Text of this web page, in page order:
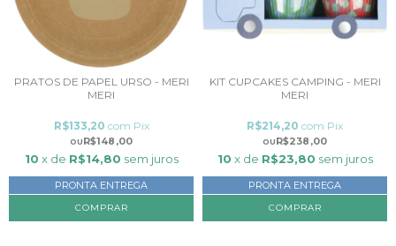
PRATOS DE PAPEL URSO - MERI
MERI
R$148,00
R$133,20 com Pix
10 x de R$14,80 sem juros
PRONTA ENTREGA
KIT CUPCAKES CAMPING - MERI
MERI
R$238,00
R$214,20 com Pix
10 x de R$23,80 sem juros
PRONTA ENTREGA